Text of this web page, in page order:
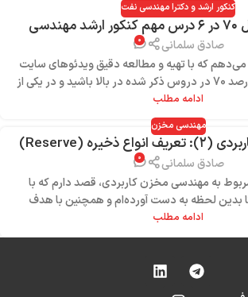
کنکور ارشد و دکترا مهندسی نفت
کسب درصد حداقل ۷۰ در ۶ درس مهم کنکور ارشد مهندسی
صادق سلمانی ۰
می‌دهم که با تهیه و مطالعه دقیق ویدئوهای سایت
منتظر کسب حداقل درصد 70 در دروس ذکر شده در بالا باشید و در یکی از
قبول شوید.
ادامه مطلب
مهندسی مخزن
مهندسی مخزن کاربردی (۲): تعریف انواع ذخیره (Reserve)
صادق سلمانی ۰
به مهندسی مخزن کاربردی، قصد دارم که با
بدین لحظه به دست آورده‌ام و همچنین با هدف
ادامه مطلب